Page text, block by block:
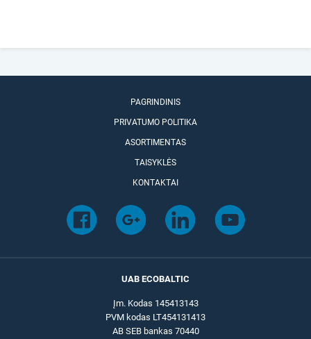
PAGRINDINIS
PRIVATUMO POLITIKA
ASORTIMENTAS
TAISYKLĖS
KONTAKTAI
UAB ECOBALTIC
Įm. Kodas 145413143
PVM kodas LT454131413
AB SEB bankas 70440